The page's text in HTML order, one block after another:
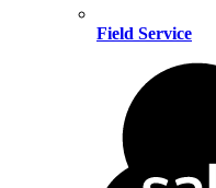
Field Service